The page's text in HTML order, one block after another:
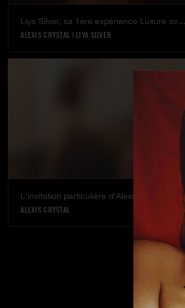
Liya Silver, sa 1ère expérience Luxure avec Alexis Crystal
ALEXIS CRYSTAL | LIYA SILVER
L'invitation particulière d'Alexis Crystal
ALEXIS CRYSTAL